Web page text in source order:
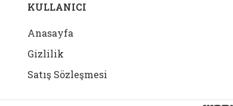
KULLANICI
Anasayfa
Gizlilik
Satış Sözleşmesi